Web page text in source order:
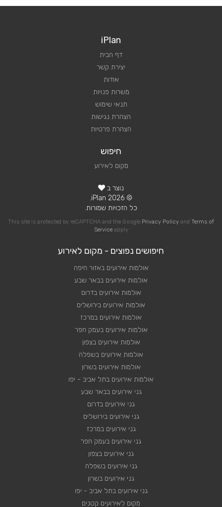
iPlan
דף הבית
יצירת קשר
אודות
משרות פנויות
תנאי שימוש
הצהרת נגישות
הצהרת פרטיות
חיפוש
מקום לאירוע
נוצר ב
© 2026 iPlan.
כל הזכויות שמורות.
This site is protected by reCAPTCHA and the Google Privacy Policy and Terms of
Serviceapply
חיפושים נפוצים - מקום לאירוע
אולמות אירועים באזור חיפה
אולמות אירועים בבאר שבע
אולמות אירועים בדרום
אולמות אירועים בירושלים
אולמות אירועים במרכז
אולמות אירועים בעמק חפר
אולמות אירועים בצפון
אולמות אירועים בשפלה
אולמות אירועים בשרון
אולמות אירועים בתל אביב - יפו
גני אירועים בבאר שבע
גני אירועים בדרום
גני אירועים בירושלים
גני אירועים במרכז
גני אירועים בעמק חפר
גני אירועים בצפון
גני אירועים בשפלה
גני אירועים בשרון
גני אירועים בתל אביב - יפו
מקום לאירועים קטנים